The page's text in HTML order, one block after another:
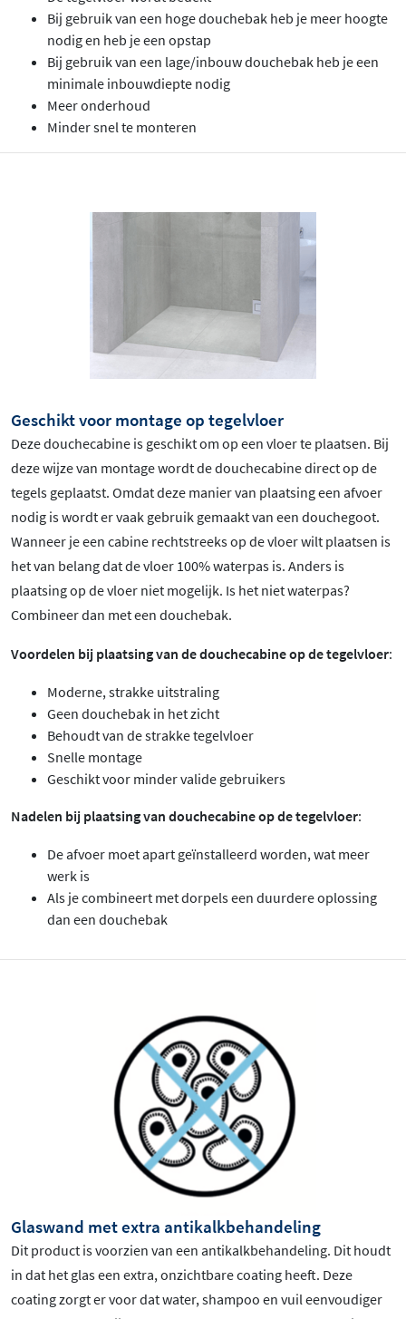
Bij gebruik van een hoge douchebak heb je meer hoogte
nodig en heb je een opstap
Bij gebruik van een lage/inbouw douchebak heb je een
minimale inbouwdiepte nodig
Meer onderhoud
Minder snel te monteren
Geschikt voor montage op tegelvloer
Deze douchecabine is geschikt om op een vloer te plaatsen. Bij
deze wijze van montage wordt de douchecabine direct op de
tegels geplaatst. Omdat deze manier van plaatsing een afvoer
nodig is wordt er vaak gebruik gemaakt van een douchegoot.
Wanneer je een cabine rechtstreeks op de vloer wilt plaatsen is
het van belang dat de vloer 100% waterpas is. Anders is
plaatsing op de vloer niet mogelijk. Is het niet waterpas?
Combineer dan met een douchebak.
Voordelen bij plaatsing van de douchecabine op de tegelvloer:
Moderne, strakke uitstraling
Geen douchebak in het zicht
Behoudt van de strakke tegelvloer
Snelle montage
Geschikt voor minder valide gebruikers
Nadelen bij plaatsing van douchecabine op de tegelvloer:
De afvoer moet apart geïnstalleerd worden, wat meer
werk is
Als je combineert met dorpels een duurdere oplossing
dan een douchebak
Glaswand met extra antikalkbehandeling
Dit product is voorzien van een antikalkbehandeling. Dit houdt
in dat het glas een extra, onzichtbare coating heeft. Deze
coating zorgt er voor dat water, shampoo en vuil eenvoudiger